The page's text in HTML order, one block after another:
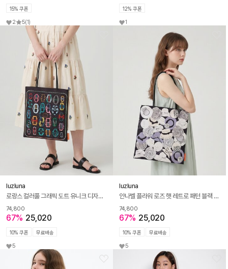
15% 쿠폰
2 5(1)
12% 쿠폰
1
luzluna
로랑스 컬러풀 그래픽 도트 유니크 디자인 블랙 화이트 에코백 M180
74,800
67% 25,020
10% 쿠폰 무료배송
5
luzluna
안나벨 플라워 로즈 햇 레트로 패턴 블랙 화이트 에코백 M179
74,800
67% 25,020
10% 쿠폰 무료배송
5